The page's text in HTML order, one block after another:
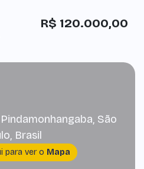
R$ 120.000,00
Pindamonhangaba, São
, Brasil
para ver o Mapa